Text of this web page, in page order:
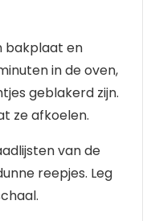
bakplaat en
in de oven,
geblakerd zijn.
ze afkoelen.
van de
reepjes. Leg